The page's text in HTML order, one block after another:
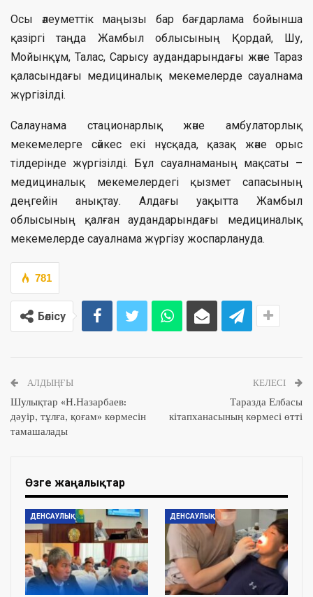
Осы әлеуметтік маңызы бар бағдарлама бойынша
қазіргі таңда Жамбыл облысының Қордай, Шу,
Мойынқұм, Талас, Сарысу аудандарындағы және Тараз
қаласындағы медициналық мекемелерде сауалнама
жүргізілді.
Салаунама стационарлық және амбулаторлық
мекемелерге сәйкес екі нұсқада, қазақ және орыс
тілдерінде жүргізілді. Бұл сауалнаманың мақсаты –
медициналық мекемелердегі қызмет сапасының
деңгейін анықтау. Алдағы уақытта Жамбыл
облысының қалған аудандарындағы медициналық
мекемелерде сауалнама жүргізу жоспарлануда.
781
Бөлісу
АЛДЫҢҒЫ
Шулықтар «Н.Назарбаев:
дәуір, тұлға, қоғам» көрмесін
тамашалады
КЕЛЕСІ
Таразда Елбасы
кітапханасының көрмесі өтті
Өзге жаңалықтар
ДЕНСАУЛЫҚ ДЕНСАУЛЫҚ